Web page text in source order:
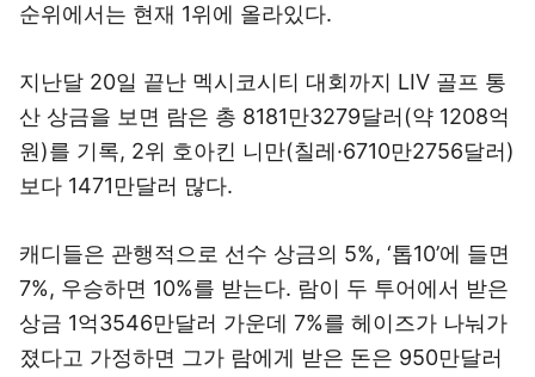
순위에서는 현재 1위에 올라있다.
지난달 20일 끝난 멕시코시티 대회까지 LIV 골프 통
산 상금을 보면 람은 총 8181만3279달러(약 1208억
원)를 기록, 2위 호아킨 니만(칠레·6710만2756달러)
보다 1471만달러 많다.
캐디들은 관행적으로 선수 상금의 5%, ‘톱10’에 들면
7%, 우승하면 10%를 받는다. 람이 두 투어에서 받은
상금 1억3546만달러 가운데 7%를 헤이즈가 나눠가
졌다고 가정하면 그가 람에게 받은 돈은 950만달러